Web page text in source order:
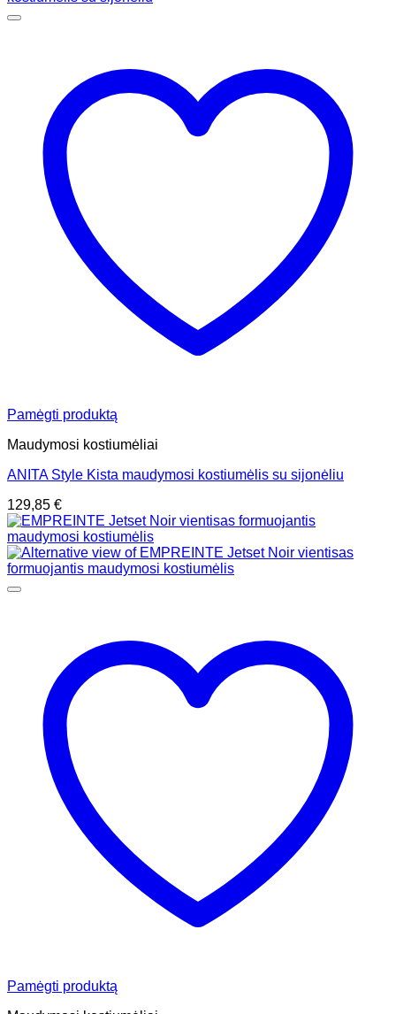
Pamėgti produktą
Maudymosi kostiumėliai
ANITA Style Kista maudymosi kostiumėlis su sijonėliu
129,85 €
Pamėgti produktą